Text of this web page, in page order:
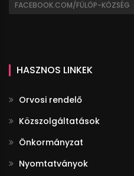
FACEBOOK.COM/FÜLÖP-KÖZSÉG
HASZNOS LINKEK
Orvosi rendelő
Közszolgáltatások
Önkormányzat
Nyomtatványok